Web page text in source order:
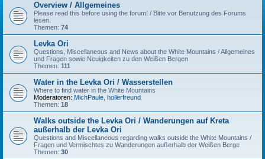
Overview / Allgemeines
Please read this before using the forum! / Bitte vor Benutzung des Forums
lesen.
Themen: 74
Levka Ori
Questions, Miscellaneous and News about the White Mountains / Allgemeines
und Fragen sowie Neuigkeiten zu den Weißen Bergen
Themen: 111
Water in the Levka Ori / Wasserstellen
Where to find water in the White Mountains
Moderatoren: MichPaule hollerfreund
Themen: 18
Walks outside the Levka Ori / Wanderungen auf Kreta
außerhalb der Levka Ori
Questions and Miscellaneous regarding walks outside the White Mountains /
Fragen und Vermischtes zu Wanderungen außerhalb der Weißen Berge
Themen: 30